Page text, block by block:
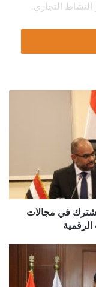
النشاط التجاري.
الشرائية، ليس
عبر زيادة فرص
في مجالات